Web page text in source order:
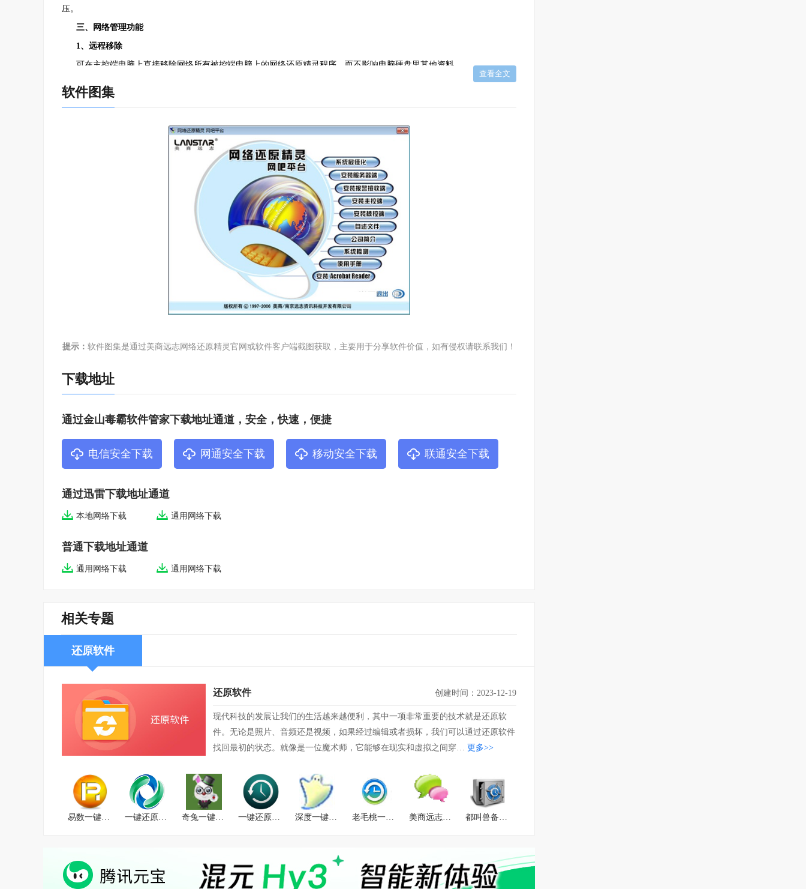
压。
三、网络管理功能
1、远程移除
可在主控端电脑上直接移除网络所有被控端电脑上的网络还原精灵程序，而不影响电脑硬盘里其他资料 。
可以将对所有电脑执行的一些维护工作，如;还原、转储、保留、开机、关机等命令设定在某一时间或每天的固定时间，
由系统代替人力自动运行。不仅可以避免与正常营业时间冲突，还可大大减轻管理员维护机器的负担。
在进行网络电脑维护时或上机者付费时间到时，管理员可发送信息通知上机者。
在主控端直接移除被控端的大师卡，被控端的硬盘资料不遭受损坏。
在上机者需要一些文件资料时，管理员可将指定的文件(夹)传送到该上机者电脑的指定目录里。
管理员可在任何时间，远程监视网络电脑的硬盘空间使用情况，便于及时地释放硬盘空间 。
管理员在进行电脑维护时，可将电脑按维护需求分为多个群组，进行不同的维护，最多可分为16个群组 。
管理员可以在自己的电脑上远程启动网络所有电脑的还原、转储、保留等程序，方便进行系统维护。
管理员可以在自己的电脑上对网络里的所有的机器远程进行一些参数设置，例如设置还原类型，是否需要自动恢复
比等 。
在主控端上就可以浏览所有被控端的操作记录，包括上机者登录、登出、所运行过的还原、转储、保留、开机、关机等
操作;管理员还可以自由设置记录的保留时间。
每当上机者退出或有新的上机者时，管理员可以远程关闭或启动相应的机器，不必象以往那样任其一直处于开机状态。
查看全文
软件图集
提示： 软件图集是通过美商远志网络还原精灵官网或软件客户端截图获取，主要用于分享软件价值，如有侵权请联系我们！
下载地址
通过金山毒霸软件管家下载地址通道，安全，快速，便捷
电信安全下载 网通安全下载 移动安全下载 联通安全下载
通过迅雷下载地址通道
本地网络下载 通用网络下载
普通下载地址通道
通用网络下载 通用网络下载
相关专题
还原软件
还原软件 创建时间：2023-12-19
现代科技的发展让我们的生活越来越便利，其中一项非常重要的技术就是还原软
件。无论是照片、音频还是视频，如果经过编辑或者损坏，我们可以通过还原软件
找回最初的状态。就像是一位魔术师，它能够在现实和虚拟之间穿… 更多>>
奇兔一键还原 老毛桃一键还原 美商远志网络还原精灵